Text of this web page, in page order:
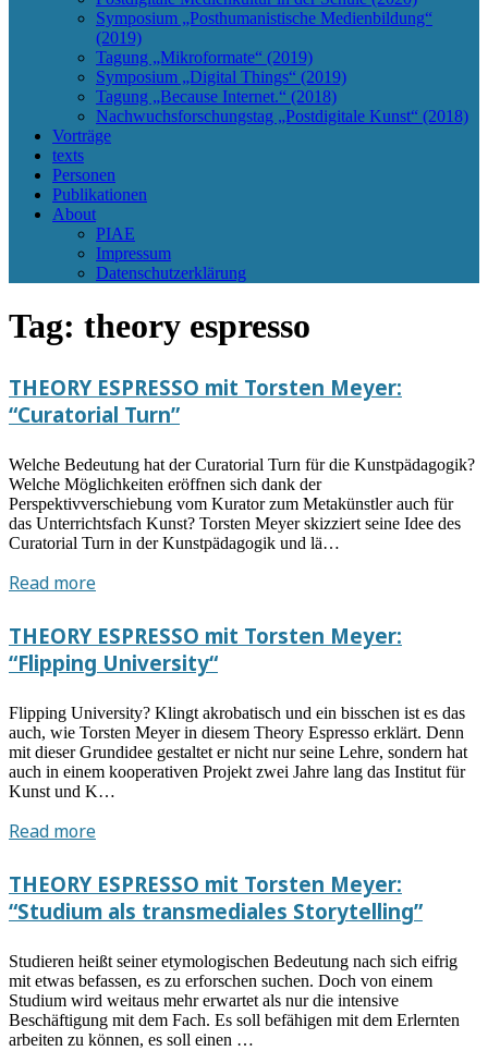
Symposium „Posthumanistische Medienbildung“
(2019)
Tagung „Mikroformate“ (2019)
Symposium „Digital Things“ (2019)
Tagung „Because Internet.“ (2018)
Nachwuchsforschungstag „Postdigitale Kunst“ (2018)
Vorträge
texts
Personen
Publikationen
About
PIAE
Impressum
Datenschutzerklärung
Tag: theory espresso
THEORY ESPRESSO mit Torsten Meyer:
“Curatorial Turn”
Welche Bedeutung hat der Curatorial Turn für die Kunstpädagogik?
Welche Möglichkeiten eröffnen sich dank der
Perspektivverschiebung vom Kurator zum Metakünstler auch für
das Unterrichtsfach Kunst? Torsten Meyer skizziert seine Idee des
Curatorial Turn in der Kunstpädagogik und lä…
Read moreTHEORY
mit
Torsten
Meyer:
“Curatorial
Turn”
THEORY ESPRESSO mit Torsten Meyer:
“Flipping University“
Flipping University? Klingt akrobatisch und ein bisschen ist es das
auch, wie Torsten Meyer in diesem Theory Espresso erklärt. Denn
mit dieser Grundidee gestaltet er nicht nur seine Lehre, sondern hat
auch in einem kooperativen Projekt zwei Jahre lang das Institut für
Kunst und K…
Read moreTHEORY
mit
Torsten
Meyer:
“Flipping
University“
THEORY ESPRESSO mit Torsten Meyer:
“Studium als transmediales Storytelling”
Studieren heißt seiner etymologischen Bedeutung nach sich eifrig
mit etwas befassen, es zu erforschen suchen. Doch von einem
Studium wird weitaus mehr erwartet als nur die intensive
Beschäftigung mit dem Fach. Es soll befähigen mit dem Erlernten
arbeiten zu können, es soll einen …